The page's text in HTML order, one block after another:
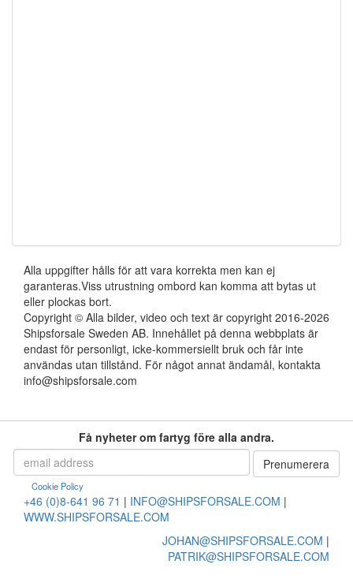
Alla uppgifter hålls för att vara korrekta men kan ej
garanteras.Viss utrustning ombord kan komma att bytas ut
eller plockas bort.
Copyright © Alla bilder, video och text är copyright 2016-2026
Shipsforsale Sweden AB. Innehållet på denna webbplats är
endast för personligt, icke-kommersiellt bruk och får inte
användas utan tillstånd. För något annat ändamål, kontakta
info@shipsforsale.com
Få nyheter om fartyg före alla andra.
Cookie Policy
+46 (0)8-641 96 71 | INFO@SHIPSFORSALE.COM |
WWW.SHIPSFORSALE.COM
JOHAN@SHIPSFORSALE.COM |
PATRIK@SHIPSFORSALE.COM